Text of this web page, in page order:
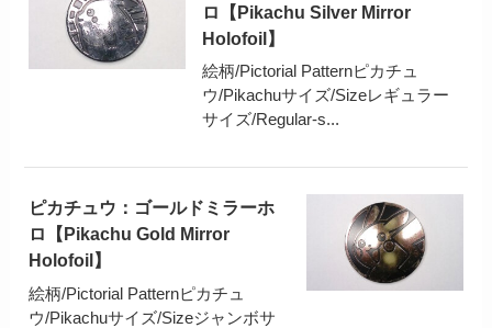
ロ【Pikachu Silver Mirror
Holofoil】
絵柄/Pictorial Patternピカチュ
ウ/Pikachuサイズ/Sizeレギュラー
サイズ/Regular-s...
ピカチュウ：ゴールドミラーホ
ロ【Pikachu Gold Mirror
Holofoil】
絵柄/Pictorial Patternピカチュ
ウ/Pikachuサイズ/Sizeジャンボサ